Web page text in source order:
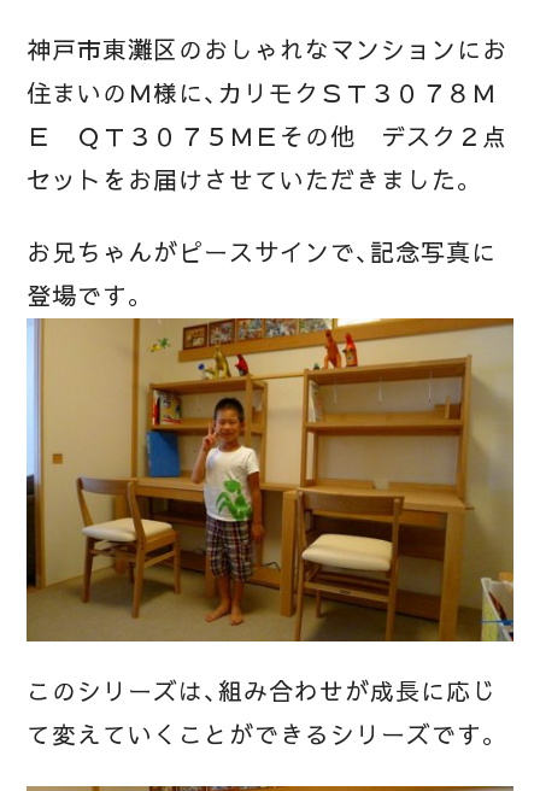
神戸市東灘区のおしゃれなマンションにお
住まいのＭ様に、カリモクＳＴ３０７８Ｍ
Ｅ ＱＴ３０７５ＭＥその他 デスク２点
セットをお届けさせていただきました。
お兄ちゃんがピースサインで、記念写真に
登場です。
このシリーズは、組み合わせが成長に応じ
て変えていくことができるシリーズです。